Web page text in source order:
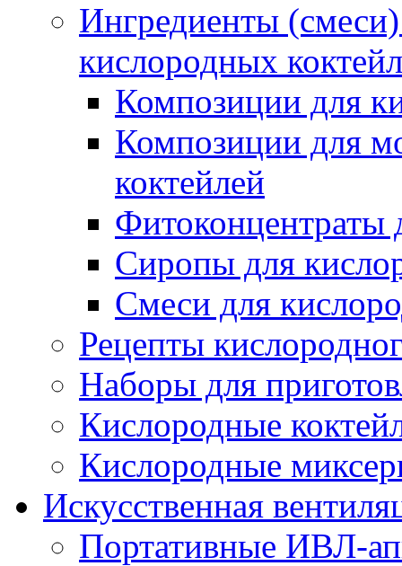
Ингредиенты
кислородных
Композиции для
Композиции для
коктейлей
Фитоконцентраты
Сиропы для
Смеси для
Рецепты
Наборы для
Кислородные
Кислородные
Искусственная
Портативные ИВЛ-